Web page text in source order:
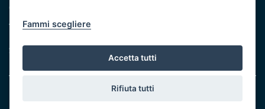
Cookie e privacy
Atti di notifica
Servizi Intranet
© Regione Puglia
Fammi scegliere
Accetta tutti
Rifiuta tutti